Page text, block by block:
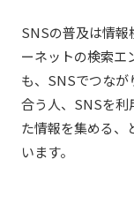
SNSの普及は情報
ーネットの検索エ
も、SNSでつなが
合う人、SNSを利
た情報を集める、
います。